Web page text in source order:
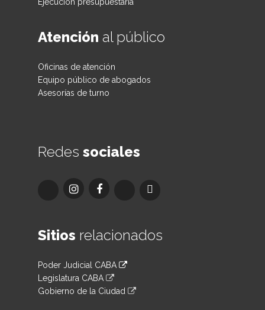
Atención al público
Oficinas de atención
Equipo público de abogados
Asesorías de turno
Redes sociales
Sitios relacionados
Poder Judicial CABA
Legislatura CABA
Gobierno de la Ciudad